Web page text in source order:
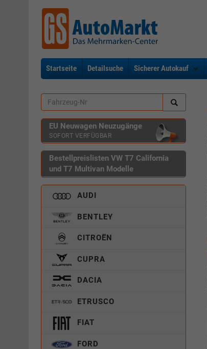
Startseite Detailsuche Sicherer Autokauf
EU Neuwagen Neuzugänge
SOFORT VERFÜGBAR
Bestellpreislisten VW T7 California
und T7 Multivan Modelle
AUDI
BENTLEY
CITROËN
CUPRA
DACIA
ETRUSCO
FIAT
FORD